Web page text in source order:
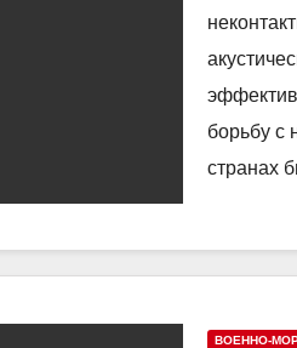
борьбу с
странах
ВОЕННО-